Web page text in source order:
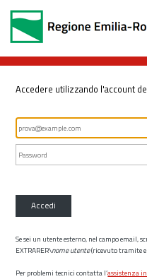
Accedere utilizzando l'account
Accedi
Se sei un utente esterno, nel campo email,
EXTRARER\nome utente(ricevuto tramite
Per problemi tecnici contatta l’assistenza